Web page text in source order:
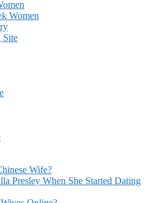
Women
Site
Wife?
Presley When She Started Dating